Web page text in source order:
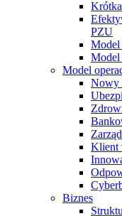
PZU
Model
Nowy
Klient
Biznes